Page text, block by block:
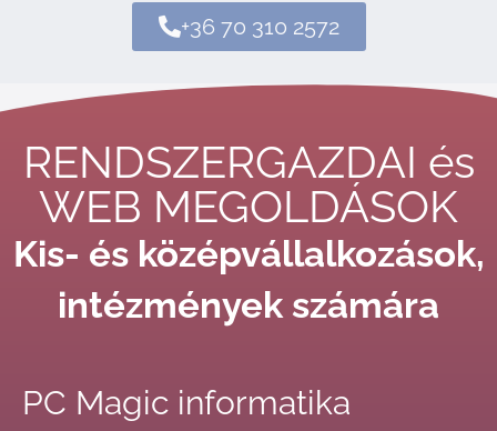
+36 70 310 2572
RENDSZERGAZDAI és
WEB MEGOLDÁSOK​
Kis- és középvállalkozások,
intézmények számára
PC Magic informatika